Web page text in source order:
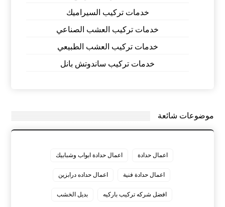
خدمات تركيب السيراميك
خدمات تركيب العشب الصناعي
خدمات تركيب العشب الطبيعي
خدمات تركيب ساندوتش بانل
موضوعات شائعة
اعمال حدادة اعمال حدادة ابواب وشبابيك
اعمال حدادة فنية اعمال حداده درابزين
افضل شركه تركيب باركيه بديل الخشب